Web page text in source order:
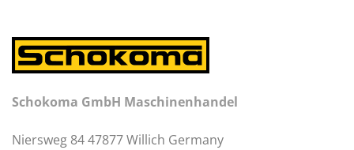
Schokoma GmbH Maschinenhandel
Niersweg 84 47877 Willich Germany